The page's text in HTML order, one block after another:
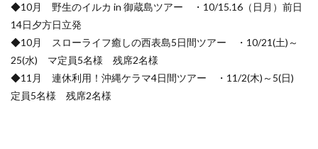
◆10月 野生のイルカ in 御蔵島ツアー ・10/15.16（日月）前日
14日夕方日立発
◆10月 スローライフ癒しの西表島5日間ツアー ・10/21(土)～
25(水) マ定員5名様 残席2名様
◆11月 連休利用！沖縄ケラマ4日間ツアー ・11/2(木)～5(日)
定員5名様 残席2名様